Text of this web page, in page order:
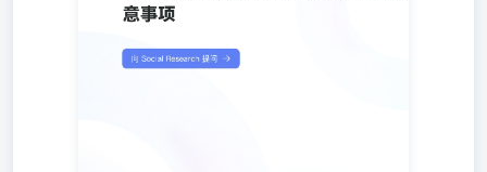
06 摘要 本报告旨在深度剖析2026年1⽉初，⼩⽶公关部因
袖）“万能的⼤熊”合作⽽引发的社交媒体舆情危机，并基于